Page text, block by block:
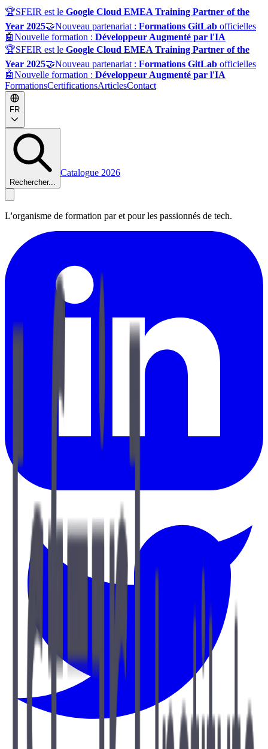
🏆SFEIR est le Google Cloud EMEA Training Partner of the
Year 2025🤝Nouveau partenariat : Formations GitLab officielles
🤖Nouvelle formation : Développeur Augmenté par l'IA
🏆SFEIR est le Google Cloud EMEA Training Partner of the
Year 2025🤝Nouveau partenariat : Formations GitLab officielles
🤖Nouvelle formation : Développeur Augmenté par l'IA
FormationsCertificationsArticlesContact
FR
Rechercher...
Catalogue 2026
L'organisme de formation par et pour les passionnés de tech.